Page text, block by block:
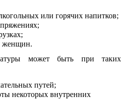
или горячих напитков;
женщин.
может быть при таких
путей;
некоторых внутренних